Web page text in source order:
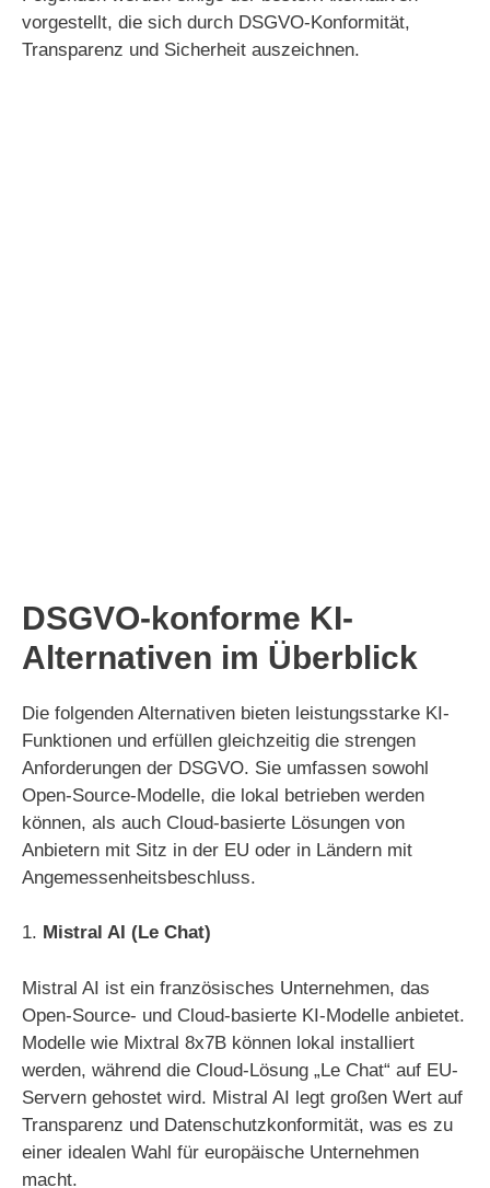
i
vorgestellt, die sich durch DSGVO-Konformität,
Transparenz und Sicherheit auszeichnen.
DSGVO-konforme KI-
Alternativen im Überblick
Die folgenden Alternativen bieten leistungsstarke KI-
Funktionen und erfüllen gleichzeitig die strengen
Anforderungen der DSGVO. Sie umfassen sowohl
Open-Source-Modelle, die lokal betrieben werden
können, als auch Cloud-basierte Lösungen von
Anbietern mit Sitz in der EU oder in Ländern mit
Angemessenheitsbeschluss.
1. Mistral AI (Le Chat)
Mistral AI ist ein französisches Unternehmen, das
Open-Source- und Cloud-basierte KI-Modelle anbietet.
Modelle wie Mixtral 8x7B können lokal installiert
werden, während die Cloud-Lösung „Le Chat“ auf EU-
Servern gehostet wird. Mistral AI legt großen Wert auf
Transparenz und Datenschutzkonformität, was es zu
einer idealen Wahl für europäische Unternehmen
macht.